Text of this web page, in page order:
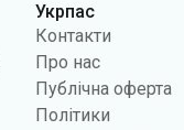
Укрпас
Контакти
Про нас
Публічна оферта
Політики